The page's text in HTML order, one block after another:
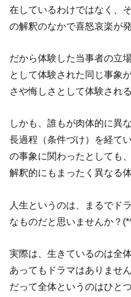
在しているわけではなく、
の解釈のなかで喜怒哀楽が
だから体験した当事者の立
として体験された同じ事象
さや悔しさとして体験され
しかも、誰もが肉体的に異
長過程（条件づけ）を経て
の事象に関わったとしても
解釈的にもまったく異なる
人生というのは、まるでド
なものだと思いませんか？
実際は、生きているのは全
あってもドラマはありません
だって全体というのはひと